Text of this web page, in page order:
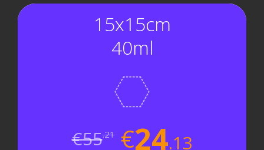
15x15cm
40ml
€55.21 €24.13